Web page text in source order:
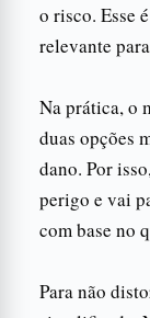
o risco. Esse
relevante
Na prática, o
duas opções
dano. Por
perigo e vai
com base no
Para não